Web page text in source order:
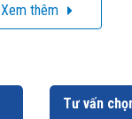
Xem thêm
Tư vấn